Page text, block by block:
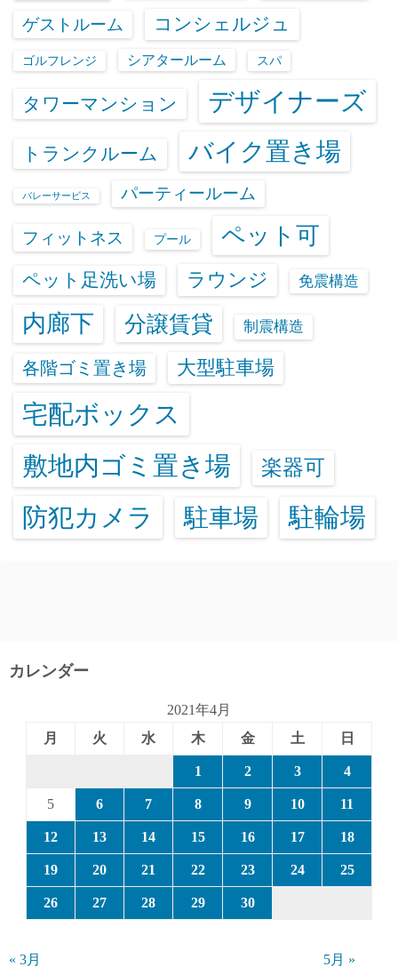
ゲストルーム コンシェルジュ
ゴルフレンジ シアタールーム スパ
タワーマンション デザイナーズ
トランクルーム バイク置き場
バレーサービス パーティールーム
フィットネス プール ペット可
ペット足洗い場 ラウンジ 免震構造
内廊下 分譲賃貸 制震構造
各階ゴミ置き場 大型駐車場
宅配ボックス
敷地内ゴミ置き場
楽器可
防犯カメラ 駐車場 駐輪場
カレンダー
2021年4月
月
火 水 木 金 土 日
1 2 3 4
5 6 7 8 9 10 11
12 13 14 15 16 17 18
19 20 21 22 23 24 25
26 27 28 29 30
« 3月 5月 »